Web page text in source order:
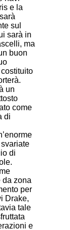
e la
sul
sarà in
ma
buon
un
come
di
di
da zona
per
Drake,
tale
e